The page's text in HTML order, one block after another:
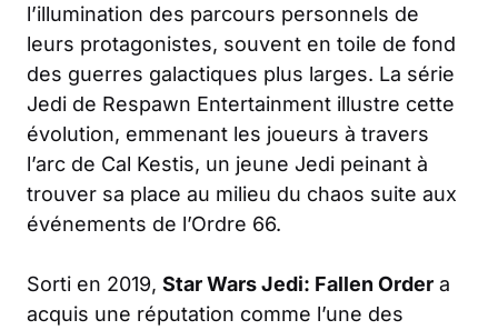
l’illumination des parcours personnels de
leurs protagonistes, souvent en toile de fond
des guerres galactiques plus larges. La série
Jedi de Respawn Entertainment illustre cette
évolution, emmenant les joueurs à travers
l’arc de Cal Kestis, un jeune Jedi peinant à
trouver sa place au milieu du chaos suite aux
événements de l’Ordre 66.
Sorti en 2019, Star Wars Jedi: Fallen Order a
acquis une réputation comme l’une des